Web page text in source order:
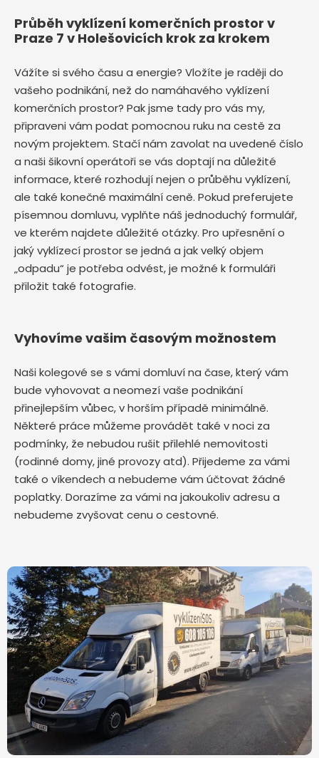
Průběh vyklízení komerčních prostor v
Praze 7 v Holešovicích krok za krokem
Vážíte si svého času a energie? Vložíte je raději do
vašeho podnikání, než do namáhavého vyklízení
komerčních prostor? Pak jsme tady pro vás my,
připraveni vám podat pomocnou ruku na cestě za
novým projektem. Stačí nám zavolat na uvedené číslo
a naši šikovní operátoři se vás doptají na důležité
informace, které rozhodují nejen o průběhu vyklízení,
ale také konečné maximální ceně. Pokud preferujete
písemnou domluvu, vyplňte náš jednoduchý formulář,
ve kterém najdete důležité otázky. Pro upřesnění o
jaký vyklízecí prostor se jedná a jak velký objem
„odpadu“ je potřeba odvést, je možné k formuláři
přiložit také fotografie.
Vyhovíme vašim časovým možnostem
Naši kolegové se s vámi domluví na čase, který vám
bude vyhovovat a neomezí vaše podnikání
přinejlepším vůbec, v horším případě minimálně.
Některé práce můžeme provádět také v noci za
podmínky, že nebudou rušit přilehlé nemovitosti
(rodinné domy, jiné provozy atd). Přijedeme za vámi
také o víkendech a nebudeme vám účtovat žádné
poplatky. Dorazíme za vámi na jakoukoliv adresu a
nebudeme zvyšovat cenu o cestovné.